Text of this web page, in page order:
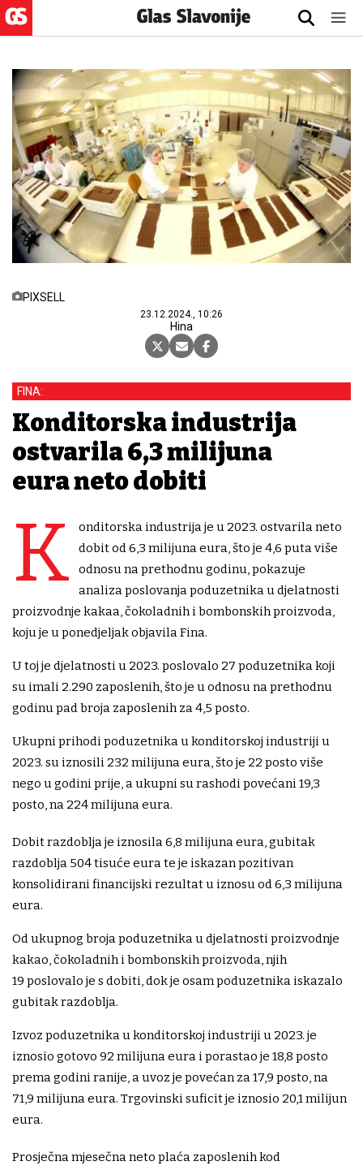
PIXSELL
23.12.2024., 10:26
Hina
FINA:
Konditorska industrija
ostvarila 6,3 milijuna
eura neto dobiti
K
onditorska industrija je u 2023. ostvarila neto
dobit od 6,3 milijuna eura, što je 4,6 puta više
odnosu na prethodnu godinu, pokazuje
analiza poslovanja poduzetnika u djelatnosti
proizvodnje kakaa, čokoladnih i bombonskih proizvoda,
koju je u ponedjeljak objavila Fina.
U toj je djelatnosti u 2023. poslovalo 27 poduzetnika koji
su imali 2.290 zaposlenih, što je u odnosu na prethodnu
godinu pad broja zaposlenih za 4,5 posto.
Ukupni prihodi poduzetnika u konditorskoj industriji u
2023. su iznosili 232 milijuna eura, što je 22 posto više
nego u godini prije, a ukupni su rashodi povećani 19,3
posto, na 224 milijuna eura.
Dobit razdoblja je iznosila 6,8 milijuna eura, gubitak
razdoblja 504 tisuće eura te je iskazan pozitivan
konsolidirani financijski rezultat u iznosu od 6,3 milijuna
eura.
Od ukupnog broja poduzetnika u djelatnosti proizvodnje
kakao, čokoladnih i bombonskih proizvoda, njih
19 poslovalo je s dobiti, dok je osam poduzetnika iskazalo
gubitak razdoblja.
Izvoz poduzetnika u konditorskoj industriji u 2023. je
iznosio gotovo 92 milijuna eura i porastao je 18,8 posto
prema godini ranije, a uvoz je povećan za 17,9 posto, na
71,9 milijuna eura. Trgovinski suficit je iznosio 20,1 milijun
eura.
Prosječna mjesečna neto plaća zaposlenih kod